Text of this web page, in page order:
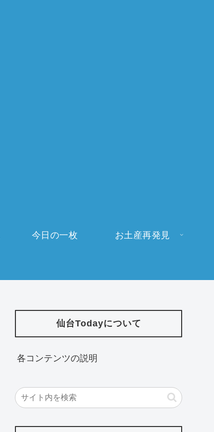
今日の一枚 お土産再発見
仙台Todayについて
各コンテンツの説明